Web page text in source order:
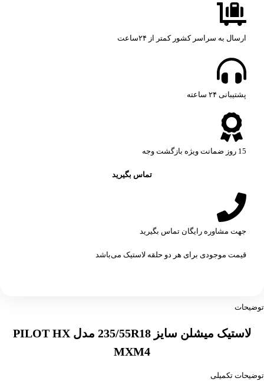
ارسال به سراسر کشور کمتر از ۲۴ساعت
پشتیبانی ۲۴ ساعته​
15 روز ضمانت ویژه بازگشت وجه
تماس بگیرید
جهت مشاوره رایگان تماس بگیرید
قیمت موجودی برای هر دو حلقه لاستیک می‌باشد
توضیحات
لاستیک میشلن سایز 235/55R18 مدل PILOT HX
MXM4
توضیحات تکمیلی